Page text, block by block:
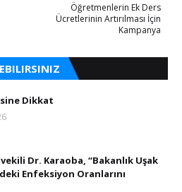
Öğretmenlerin Ek Ders
Ücretlerinin Artırılması İçin
Kampanya
Dikkat
Dr. Karaoba, “Bakanlık Uşak
Enfeksiyon Oranlarını